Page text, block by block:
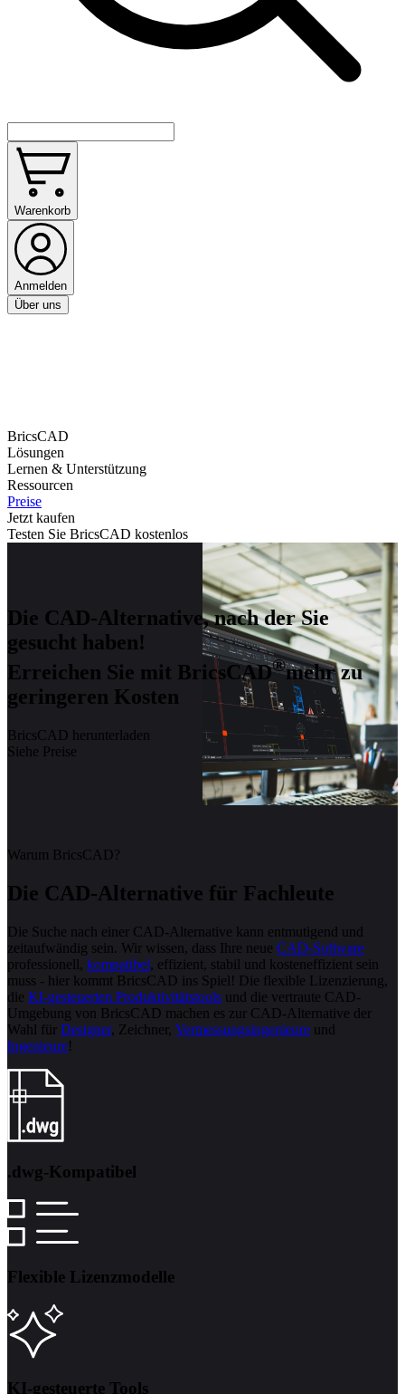
Warenkorb
Anmelden
Über uns
BricsCAD
Lösungen
Lernen & Unterstützung
Ressourcen
Preise
Jetzt kaufen
Testen Sie BricsCAD kostenlos
Die CAD-Alternative, nach der Sie
gesucht haben!
Erreichen Sie mit BricsCAD®mehr zu
geringeren Kosten
BricsCAD herunterladen
Siehe Preise
Warum BricsCAD?
Die CAD-Alternative für Fachleute
Die Suche nach einer CAD-Alternative kann entmutigend und
zeitaufwändig sein. Wir wissen, dass Ihre neue CAD-Software
professionell, kompatibel, effizient, stabil und kosteneffizient sein
muss - hier kommt BricsCAD ins Spiel! Die flexible Lizenzierung,
die KI-gesteuerten Produktivitätstools und die vertraute CAD-
Umgebung von BricsCAD machen es zur CAD-Alternative der
Wahl für Designer, Zeichner, Vermessungsingenieure und
Ingenieure!
.dwg-Kompatibel
Flexible Lizenzmodelle
KI-gesteuerte Tools